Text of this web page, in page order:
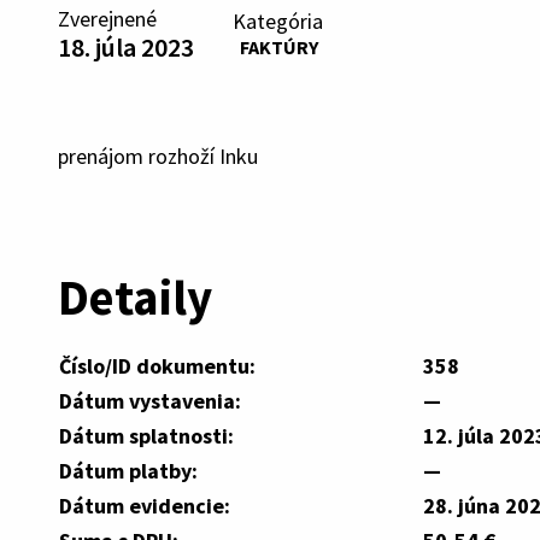
Zverejnené
18. júla 2023
Kategória
FAKTÚRY
prenájom rozhoží Inku
Detaily
Číslo/ID dokumentu:
358
Dátum vystavenia:
—
Dátum splatnosti:
12. júla
Dátum platby:
—
Dátum evidencie:
28. júna